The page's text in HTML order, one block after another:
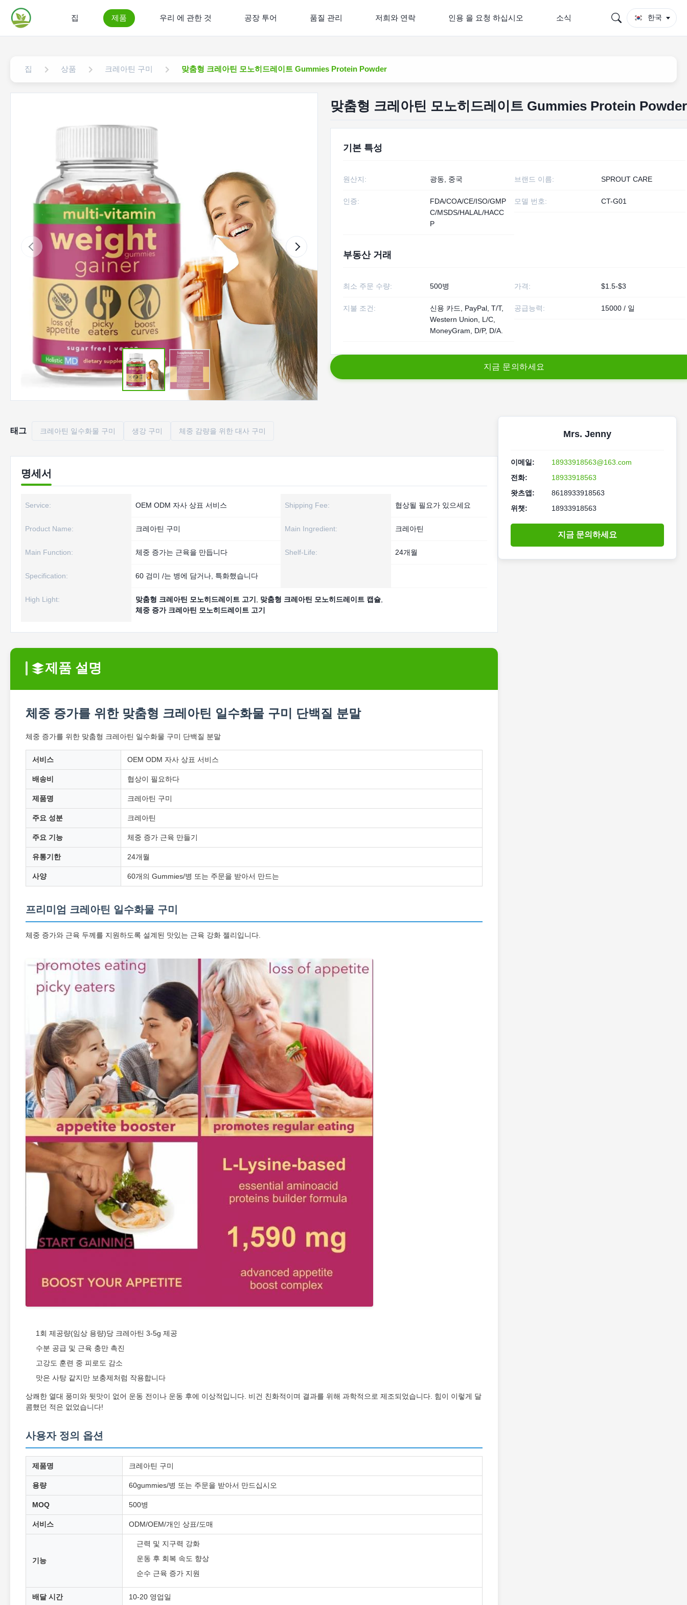
집 제품 우리 에 관한 것 공장 투어 품질 관리 저희와 연락 인용 을 요청 하십시오 소식 한국
집 상품 크레아틴 구미 맞춤형 크레아틴 모노히드레이트 Gummies Protein Powder
맞춤형 크레아틴 모노히드레이트 Gummies Protein Powder
기본 특성
원산지: 광동, 중국 브랜드 이름: SPROUT CARE
인증:
FDA/COA/CE/ISO/GMP
C/MSDS/HALAL/HACC
P
모델 번호: CT-G01
부동산 거래
최소 주문 수량: 500병 가격: $1.5-$3
지불 조건:
신용 카드, PayPal, T/T,
Western Union, L/C,
MoneyGram, D/P, D/A.
공급능력: 15000 / 일
지 금 문의하세 요
태그 크레아틴 일수화물 구미 생강 구미 체중 감량을 위한 대사 구미
명세서
Service: OEM ODM 자사 상표 서비스 Shipping Fee: 협상될 필요가 있으세요
Product Name: 크레아틴 구미 Main Ingredient: 크레아틴
Main Function: 체중 증가는 근육을 만듭니다 Shelf-Life: 24개월
Specification: 60 검미 /는 병에 담거나, 특화했습니다
High Light: 맞춤형 크레아틴 모노히드레이트 고기 맞춤형 크레아틴 모노히드레이트 캡슐
체중 증가 크레아틴 모노히드레이트 고기
제품 설명
체중 증가를 위한 맞춤형 크레아틴 일수화물 구미 단백질 분말
체중 증가를 위한 맞춤형 크레아틴 일수화물 구미 단백질 분말
서비스 OEM ODM 자사 상표 서비스
배송비 협상이 필요하다
제품명 크레아틴 구미
주요 성분 크레아틴
주요 기능 체중 증가 근육 만들기
유통기한 24개월
사양 60개의 Gummies/병 또는 주문을 받아서 만드는
프리미엄 크레아틴 일수화물 구미
체중 증가와 근육 두께를 지원하도록 설계된 맛있는 근육 강화 젤리입니다.
1회 제공량(임상 용량)당 크레아틴 3-5g 제공
수분 공급 및 근육 충만 촉진
고강도 훈련 중 피로도 감소
맛은 사탕 같지만 보충제처럼 작용합니다
상쾌한 열대 풍미와 뒷맛이 없어 운동 전이나 운동 후에 이상적입니다. 비건 친화적이며 결과를 위해 과학적으로 제조되었습니다. 힘이 이렇게 달
콤했던 적은 없었습니다!
사용자 정의 옵션
제품명 크레아틴 구미
용량 60gummies/병 또는 주문을 받아서 만드십시오
MOQ 500병
서비스 ODM/OEM/개인 상표/도매
기능
근력 및 지구력 강화
운동 후 회복 속도 향상
순수 근육 증가 지원
배달 시간 10-20 영업일
Mrs. Jenny
이메일:
18933918563@163.com
전화:
18933918563
왓츠앱:
8618933918563
위챗:
18933918563
지금 문의하세요